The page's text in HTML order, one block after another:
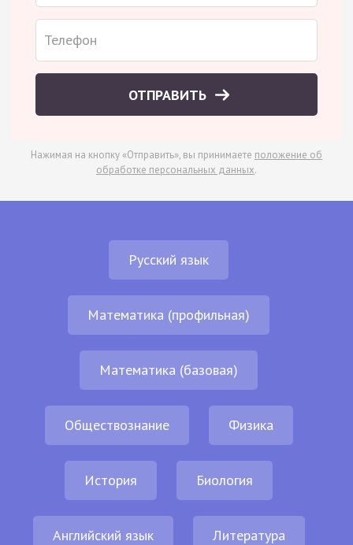
ОТПРАВИТЬ
Нажимая на кнопку «Отправить», вы принимаете положение об
обработке персональных данных.
Русский язык
Математика (профильная)
Математика (базовая)
Обществознание Физика
История Биология
Английский язык Литература